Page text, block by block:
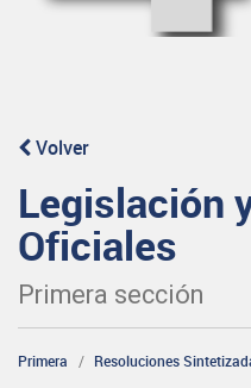
Volver
Legislación
Oficiales
Primera sección
Primera Resoluciones